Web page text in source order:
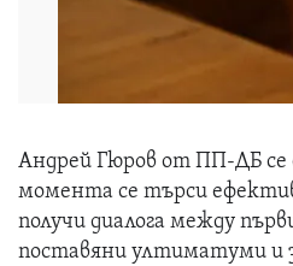
Андрей Гюров от ПП-ДБ се
момента се търси
получи диалога между
поставяни ултиматуми и